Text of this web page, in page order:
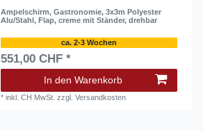
Ampelschirm, Gastronomie, 3x3m Polyester
Alu/Stahl, Flap, creme mit Ständer, drehbar
ca. 2-3 Wochen
551,00 CHF *
In den Warenkorb
*inkl. CH MwSt. zzgl.Versandkosten